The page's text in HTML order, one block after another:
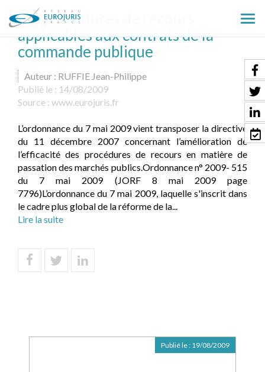
le
Les procédures de recours
applicables aux contrats de la
commande publique
Auteur : RUFFIE Jean-Philippe
Publié le : 14/08/2009
Source : www.eurojuris.fr
L’ordonnance du 7 mai 2009 vient transposer la directive
du 11 décembre 2007 concernant l’amélioration de
l’efficacité des procédures de recours en matière de
passation des marchés publics.Ordonnance n° 2009- 515
du 7 mai 2009 (JORF 8 mai 2009 page
7796)L’ordonnance du 7 mai 2009, laquelle s'inscrit dans
le cadre plus global de la réforme de la...
Lire la suite
Publié le : 19/08/2009